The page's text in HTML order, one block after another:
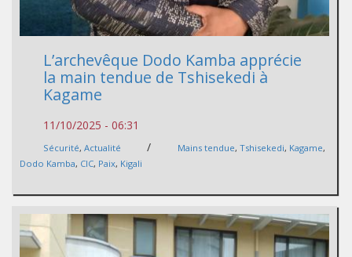
L’archevêque Dodo Kamba apprécie
la main tendue de Tshisekedi à
Kagame
11/10/2025 - 06:31
Sécurité, Actualité / Mains tendue, Tshisekedi, Kagame,
Dodo Kamba, CIC, Paix, Kigali